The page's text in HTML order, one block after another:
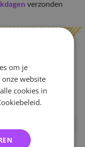
verzonden
om je
website
cookies in